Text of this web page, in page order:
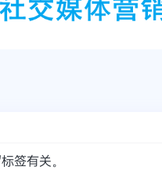
签有关。